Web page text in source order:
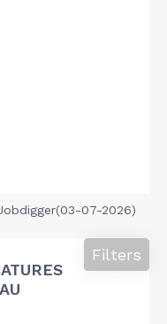
07-2026)
Filters